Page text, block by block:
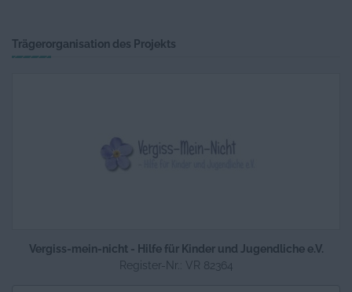
Trägerorganisation des Projekts
Vergiss-mein-nicht - Hilfe für Kinder und Jugendliche e.V.
Register-Nr.: VR 82364